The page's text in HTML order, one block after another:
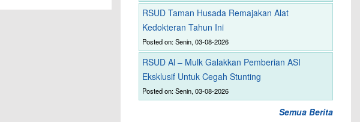
RSUD Taman Husada Remajakan Alat
Kedokteran Tahun Ini
Posted on: Senin, 03-08-2026
RSUD Al – Mulk Galakkan Pemberian ASI
Eksklusif Untuk Cegah Stunting
Posted on: Senin, 03-08-2026
Semua Berita